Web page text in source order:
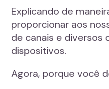
Explicando de
proporcionar aos
de canais e diversos
dispositivos.
Agora, porque você